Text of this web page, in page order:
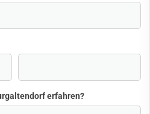
erfahren?